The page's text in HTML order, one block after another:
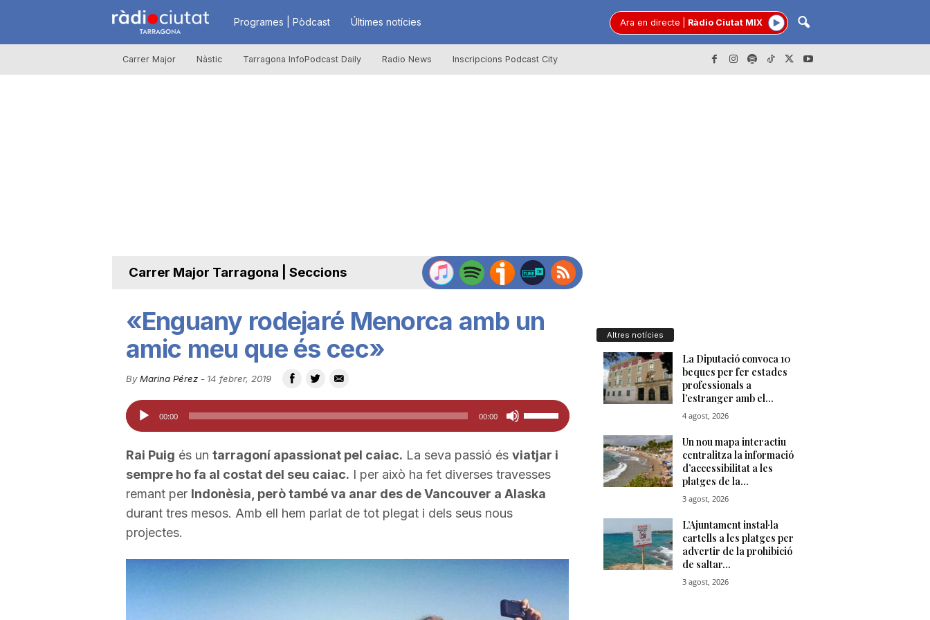
R
à
u
t
a
d
Programes | Pòdcast Últimes notícies Ara en directe Ràdio Ciutat MIX
Carrer Major Nàstic Tarragona InfoPodcast Daily Radio News Inscripcions Podcast City
Carrer Major Tarragona | Seccions
«Enguany rodejaré Menorca amb un
amic meu que és cec»
By Marina Pérez- 14 febrer, 2019
Reproductor
d'àudio
00:00 00:00
Feu
servir
les
tecles
de
avall
a
Rai Puig és un tarragoní apassionat pel caiac. La seva passió és viatjar i
sempre ho fa al costat del seu caiac. I per això ha fet diverses travesses
remant per Indonèsia, però també va anar des de Vancouver a Alaska
durant tres mesos. Amb ell hem parlat de tot plegat i dels seus nous
projectes.
Altres notícies